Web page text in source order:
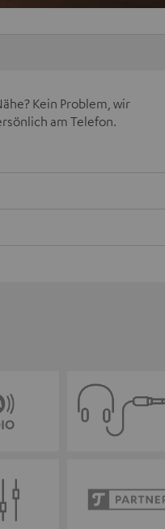
Kein Problem, wir
am Telefon.